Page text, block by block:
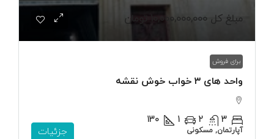
مبلغ کل 10,000,000,000 تومان
برای فروش
واحد های ۳ خواب خوش نقشه
3
2
1
130
آپارتمان, مسکونی جزئیات